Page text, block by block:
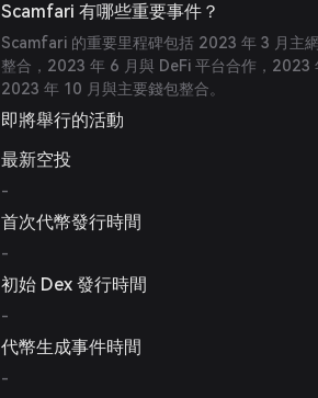
Scamfari 有哪些重要事件？
Scamfari 的重要里程碑包括 2023 年 3 月主
整合，2023 年 6 月與 DeFi 平台合作，2023
2023 年 10 月與主要錢包整合。
即將舉行的活動
最新空投
-
首次代幣發行時間
-
初始 Dex 發行時間
-
代幣生成事件時間
-